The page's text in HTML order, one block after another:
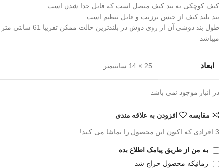
کیف کوچکی به بند کیف متصل است که قابل جدا شدن است
بند بلند کیف از جنس برزنت و قابل تنظیم است
طول بند دوشی آن از روی دوش در بلندترین حالت ممکن تقریبا 61 سانتی متر
میباشد
ابعاد 25 × 14 سانتیمتر
در انبار موجود نمی باشد
مقايسه افزودن به علاقه مندی
3 افرادی که اکنون این محصول را تماشا می کنند!
به من از طریق پیامک اطلاع بده
زمانیکه محصول حراج شد